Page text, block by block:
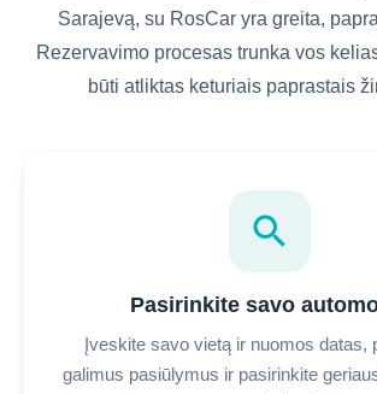
Sarajevą, su RosCar yra greita,
Rezervavimo procesas trunka vos
būti atliktas keturiais paprastais
search
Pasirinkite savo
Įveskite savo vietą ir nuomos datas,
galimus pasiūlymus ir pasirinkite